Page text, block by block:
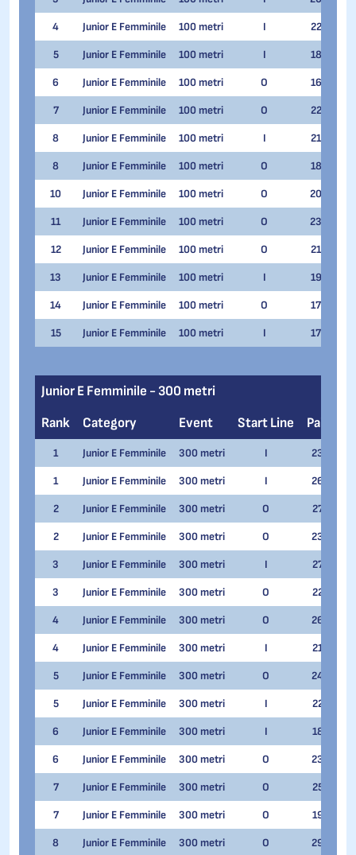
4 Junior E Femminile 100 metri I 22
5 Junior E Femminile 100 metri I 18
6 Junior E Femminile 100 metri O 16
7 Junior E Femminile 100 metri O 22
8 Junior E Femminile 100 metri I 21
8 Junior E Femminile 100 metri O 18
10 Junior E Femminile 100 metri O 20
11 Junior E Femminile 100 metri O 23
12 Junior E Femminile 100 metri O 21
13 Junior E Femminile 100 metri I 19
14 Junior E Femminile 100 metri O 17
15 Junior E Femminile 100 metri I 17
Junior E Femminile - 300 metri
Rank
Category Event Start Line Pair
1 Junior E Femminile 300 metri I 23
1 Junior E Femminile 300 metri I 26
2 Junior E Femminile 300 metri O 27
2 Junior E Femminile 300 metri O 23
3 Junior E Femminile 300 metri I 27
3 Junior E Femminile 300 metri O 22
4 Junior E Femminile 300 metri O 26
4 Junior E Femminile 300 metri I 21
5 Junior E Femminile 300 metri O 24
5 Junior E Femminile 300 metri I 22
6 Junior E Femminile 300 metri I 18
6 Junior E Femminile 300 metri O 23
7 Junior E Femminile 300 metri O 25
7 Junior E Femminile 300 metri O 19
8 Junior E Femminile 300 metri O 29